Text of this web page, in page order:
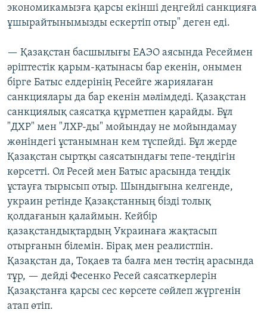
экономикамызға қарсы екінші деңгейлі санкцияға
ұшырайтынымызды ескертіп отыр" деген еді.
— Қазақстан басшылығы ЕАЭО аясында Ресеймен
әріптестік қарым-қатынасы бар екенін, онымен
бірге Батыс елдерінің Ресейге жариялаған
санкциялары да бар екенін мәлімдеді. Қазақстан
санкциялық саясатқа құрметпен қарайды. Бұл
"ДХР" мен "ЛХР-ды" мойындау не мойындамау
жөніндегі ұстанымнан кем түспейді. Бұл жерде
Қазақстан сыртқы саясатындағы тепе-теңдігін
көрсетті. Ол Ресей мен Батыс арасында теңдік
ұстауға тырысып отыр. Шындығына келгенде,
украин ретінде Қазақстанның бізді толық
қолдағанын қалаймын. Кейбір
қазақстандықтардың Украинаға жақтасып
отырғанын білемін. Бірақ мен реалистпін.
Қазақстан да, Тоқаев та балға мен төстің арасында
тұр, — дейді Фесенко Ресей саясаткерлерін
Қазақстанға қарсы сес көрсете сөйлеп жүргенін
атап өтіп.